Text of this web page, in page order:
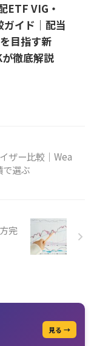
ETF VIG・
ガイド｜配当
目指す新
徹底解説
ザー比較｜Wea
選ぶ
完
見る →